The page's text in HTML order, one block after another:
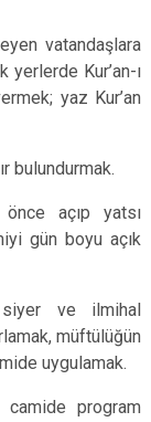
vatandaşlara
Kur’an-ı
yaz Kur’an
bulundurmak.
açıp yatsı
gün boyu açık
siyer ve ilmihal
müftülüğün
uygulamak.
program